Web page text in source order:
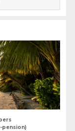
pension)